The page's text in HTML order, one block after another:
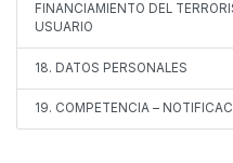
FINANCIAMIENTO DEL
USUARIO
18. DATOS PERSONALES
19. COMPETENCIA –